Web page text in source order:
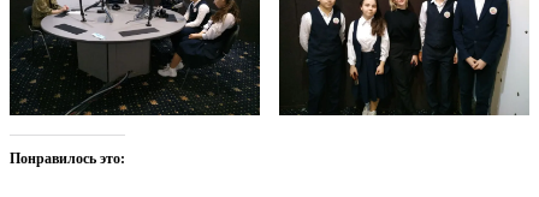
Понравилось это: